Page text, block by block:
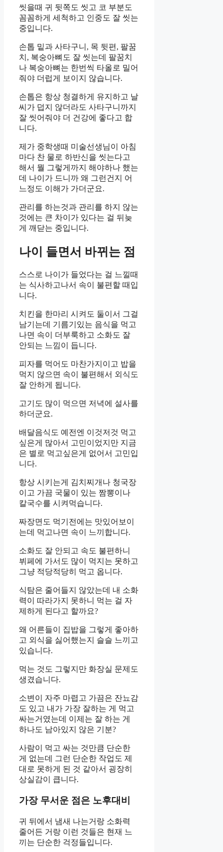
씻을때 귀 뒷쪽도 씻고 코 부분도
꼼꼼하게 세척하고 인중도 잘 씻는
중입니다.
손톱 밑과 사타구니, 목 뒷편, 팔꿈
치, 복숭아뼈도 잘 씻는데 팔꿈치
나 복숭아뼈는 한번씩 타올로 밀어
줘야 더럽게 보이지 않습니다.
손톱은 항상 청결하게 유지하고 날
씨가 덥지 않더라도 사타구니까지
잘 씻어줘야 더 건강에 좋다고 합
니다.
제가 중학생때 미술선생님이 아침
마다 찬 물로 하반신을 씻는다고
해서 뭘 그렇게까지 해야하나 했는
데 나이가 드니까 왜 그런건지 어
느정도 이해가 가더군요.
관리를 하는것과 관리를 하지 않는
것에는 큰 차이가 있다는 걸 뒤늦
게 깨닫는 중입니다.
나이 들면서 바뀌는 점
스스로 나이가 들었다는 걸 느낄때
는 식사하고나서 속이 불편할 때입
니다.
치킨을 한마리 시켜도 둘이서 그걸
남기는데 기름기있는 음식을 먹고
나면 속이 더부룩하고 소화도 잘
안되는 느낌이 듭니다.
피자를 먹어도 마찬가지이고 밥을
먹지 않으면 속이 불편해서 외식도
잘 안하게 됩니다.
고기도 많이 먹으면 저녁에 설사를
하더군요.
배달음식도 예전엔 이것저것 먹고
싶은게 많아서 고민이었지만 지금
은 별로 먹고싶은게 없어서 고민입
니다.
항상 시키는게 김치찌개나 청국장
이고 가끔 국물이 있는 짬뽕이나
칼국수를 시켜먹습니다.
짜장면도 먹기전에는 맛있어보이
는데 먹고나면 속이 느끼합니다.
소화도 잘 안되고 속도 불편하니
뷔페에 가서도 많이 먹지는 못하고
그냥 적당적당히 먹고 옵니다.
식탐은 줄어들지 않았는데 내 소화
력이 따라가지 못하니 먹는 걸 자
제하게 된다고 할까요?
왜 어른들이 집밥을 그렇게 좋아하
고 외식을 싫어했는지 슬슬 느끼고
있습니다.
먹는 것도 그렇지만 화장실 문제도
생겼습니다.
소변이 자주 마렵고 가끔은 잔뇨감
도 있고 내가 가장 잘하는 게 먹고
싸는거였는데 이제는 잘 하는 게
하나도 남아있지 않은 기분?
사람이 먹고 싸는 것만큼 단순한
게 없는데 그런 단순한 작업도 제
대로 못하게 된 것 같아서 굉장히
상실감이 큽니다.
가장 무서운 점은 노후대비
귀 뒤에서 냄새 나는거랑 소화력
줄어든 거랑 이런 것들은 현재 느
끼는 단순한 걱정들입니다.